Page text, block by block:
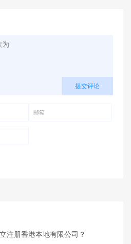
提交评论
注册香港本地有限公司？